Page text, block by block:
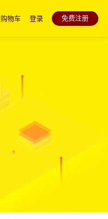
购物车 登录 免费注册